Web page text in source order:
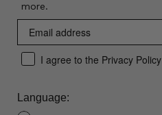
more.
I agree to the Privacy Policy
Language: